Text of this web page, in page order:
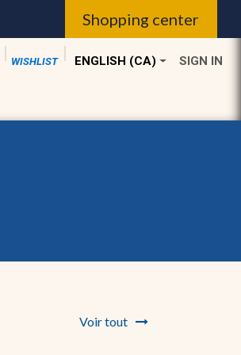
Shopping center
WISHLIST ENGLISH (CA) SIGN IN
Voir tout